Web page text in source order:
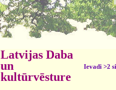
Latvijas Daba
un
kultūrvēsture
Ievadi >2